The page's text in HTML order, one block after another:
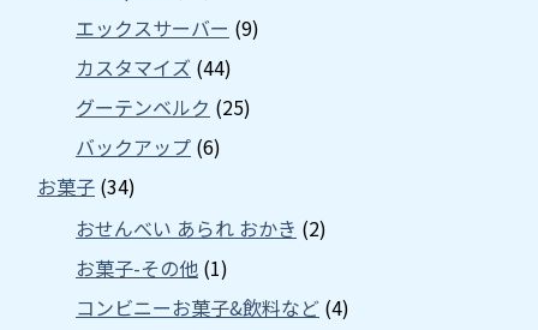
エックスサーバー (9)
カスタマイズ (44)
グーテンベルク (25)
バックアップ (6)
お菓子 (34)
おせんべい あられ おかき (2)
お菓子-その他 (1)
コンビニーお菓子&飲料など (4)